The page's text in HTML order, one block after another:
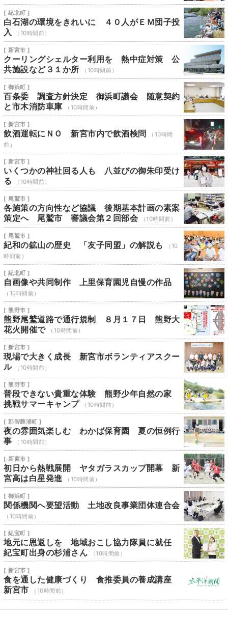
[ 紀北町 ]
白石湖の環境をきれいに ４０人がＥＭ団子投
入
（10時間前）
[ 新宮市 ]
クーリングシェルター利用を 熱中症対策 公
共施設など３１か所
（10時間前）
[ 御浜町 ]
百条委 調査方針決定 御浜町議会 随意契約
と市木消防車庫
（10時間前）
[ 新宮市 ]
飲酒運転にＮＯ 新宮市内で飲酒検問
（10時間
前）
[ 新宮市 ]
いくつかの神社回る人も 八並びの御朱印受け
る
（10時間前）
[ 尾鷲市 ]
各施策の方向性など協議 後期基本計画の素案
策定へ 尾鷲市 審議会第２回部会
（10時間前）
[ 尾鷲市 ]
紀和の鉱山の歴史 「友子同盟」の解説も
（10
時間前）
[ 紀北町 ]
自画像や共同制作 上里保育園児自慢の作品
（10時間前）
[ 熊野市 ]
熊野尾鷲道路で通行規制 ８月１７日 熊野大
花火開催で
（10時間前）
[ 新宮市 ]
現場で大きく成長 新宮市ボランティアスクー
ル
（10時間前）
[ 熊野市 ]
普段できない貴重な体験 熊野少年自然の家
挑戦サマーキャンプ
（10時間前）
[ 那智勝浦町 ]
夜の雰囲気楽しむ わかば保育園 夏の恒例行
事
（10時間前）
[ 新宮市 ]
初日から熱戦展開 ヤタガラスカップ開幕 新
宮高は白星発進
（10時間前）
[ 御浜町 ]
関係機関へ要望活動 土地改良事業団体連合会
（10時間前）
[ 紀宝町 ]
地元に恩返しを 地域おこし協力隊員に就任
紀宝町出身の杉浦さん
（10時間前）
[ 新宮市 ]
食を通した健康づくり 食推委員の養成講座
新宮市
（10時間前）